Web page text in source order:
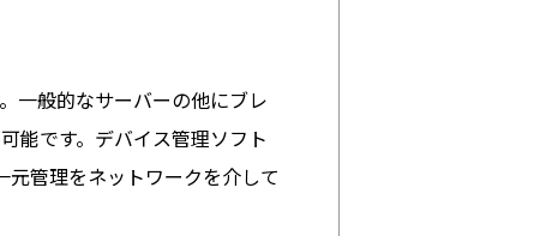
一般的なサーバーの他にブレ
能です。デバイス管理ソフト
元管理をネットワークを介して